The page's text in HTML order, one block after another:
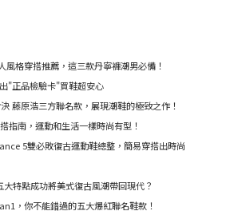
風格穿搭推薦，這三款丹寧褲潮男必備！
"正品檢驗卡"買鞋超安心
藤原浩三方聯名款，展現潮鞋的極致之作！
指南，運動和生活一樣時尚有型！
5雙必敗復古運動鞋總整，簡易穿搭出時尚
特點成功將美式復古風潮帶回現代？
，你不能錯過的五大爆紅聯名鞋款！